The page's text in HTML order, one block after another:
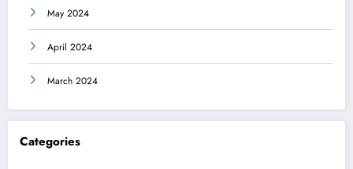
May 2024
April 2024
March 2024
Categories